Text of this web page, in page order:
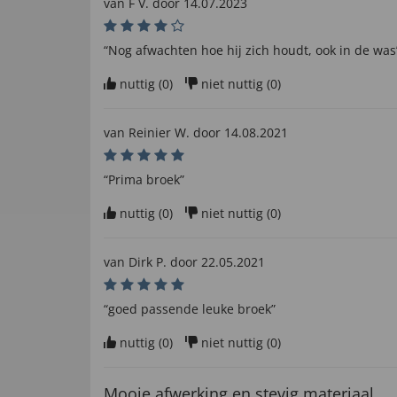
“Nog afwachten hoe hij zich houdt, ook in de
nuttig (0) niet nuttig (0)
van Reinier W. door 14.08.2021
“Prima broek”
nuttig (0) niet nuttig (0)
van Dirk P. door 22.05.2021
“goed passende leuke broek”
nuttig (0) niet nuttig (0)